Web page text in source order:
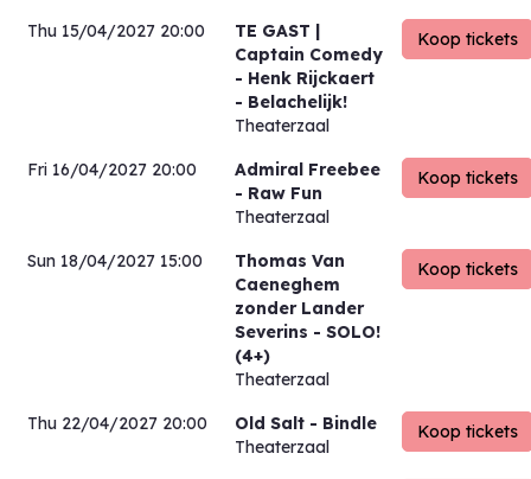
Thu 15/04/2027 20:00
TE GAST |
Captain Comedy
- Henk Rijckaert
- Belachelijk!
Theaterzaal
Fri 16/04/2027 20:00
Admiral Freebee
- Raw Fun
Theaterzaal
Sun 18/04/2027 15:00
Thomas Van
Caeneghem
zonder Lander
Severins - SOLO!
(4+)
Theaterzaal
Thu 22/04/2027 20:00 Old Salt - Bindle
Theaterzaal